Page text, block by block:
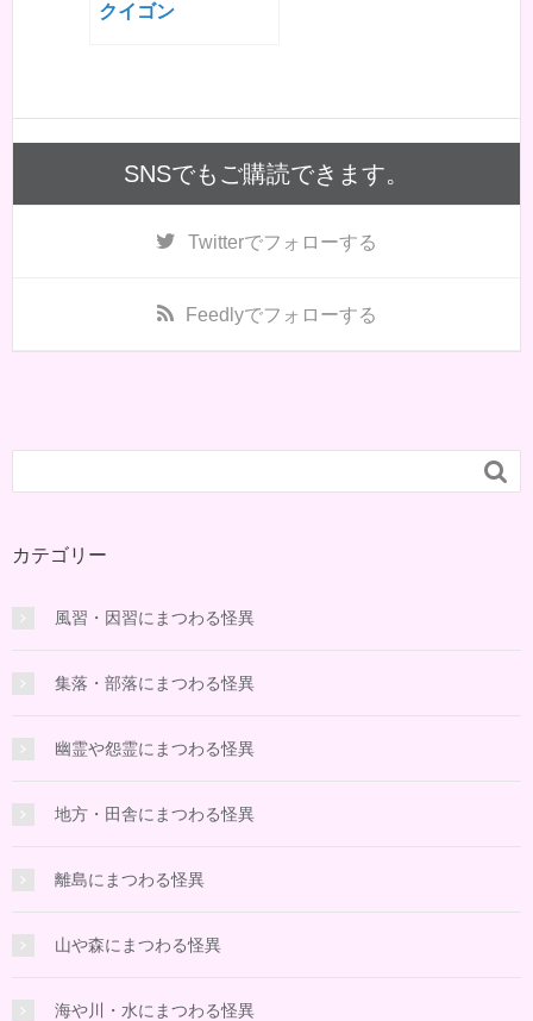
クイゴン
SNSでもご購読できます。
Twitterでフォローする
Feedlyでフォローする

カテゴリー
風習・因習にまつわる怪異
集落・部落にまつわる怪異
幽霊や怨霊にまつわる怪異
地方・田舎にまつわる怪異
離島にまつわる怪異
山や森にまつわる怪異
海や川・水にまつわる怪異